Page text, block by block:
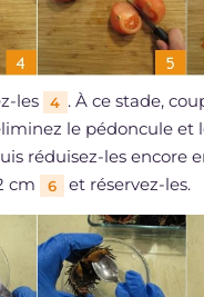
les 4 . À ce stade,
le pédoncule et
réduisez-les encore
cm
6 et réservez-les.